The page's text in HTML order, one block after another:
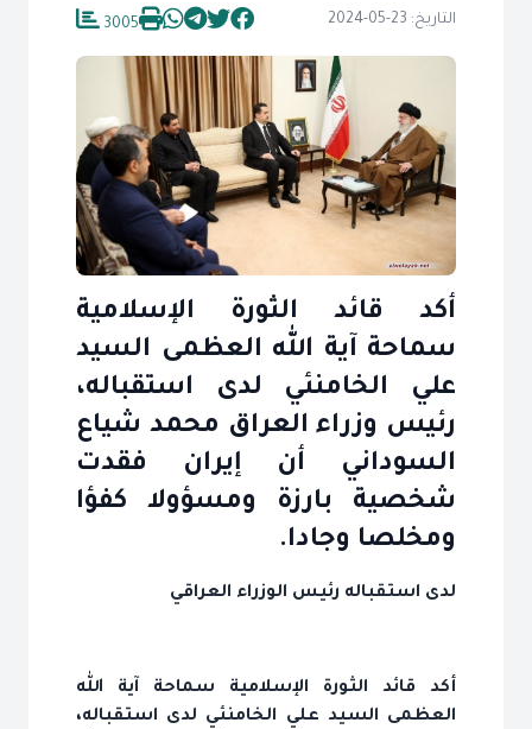
التاريخ: 23-05-2024 3005
أكد قائد الثورة الإسلامية
سماحة آية الله العظمى السيد
علي الخامنئي لدى استقباله،
رئيس وزراء العراق محمد شياع
السوداني أن إيران فقدت
شخصية بارزة ومسؤولا كفؤا
ومخلصا وجادا.
لدى استقباله رئيس الوزراء العراقي
أكد قائد الثورة الإسلامية سماحة آية الله
العظمى السيد علي الخامنئي لدى استقباله،